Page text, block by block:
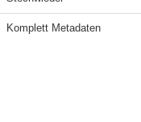
Komplett Metadaten